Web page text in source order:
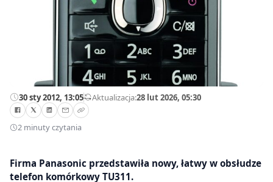
30 sty 2012, 13:05—Aktualizacja:28 lut 2026, 05:30
2 minuty czytania
Firma Panasonic przedstawiła nowy, łatwy w obsłudze
telefon komórkowy TU311.